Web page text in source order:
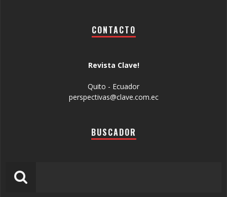
CONTACTO
Revista Clave!
Quito - Ecuador
perspectivas@clave.com.ec
BUSCADOR